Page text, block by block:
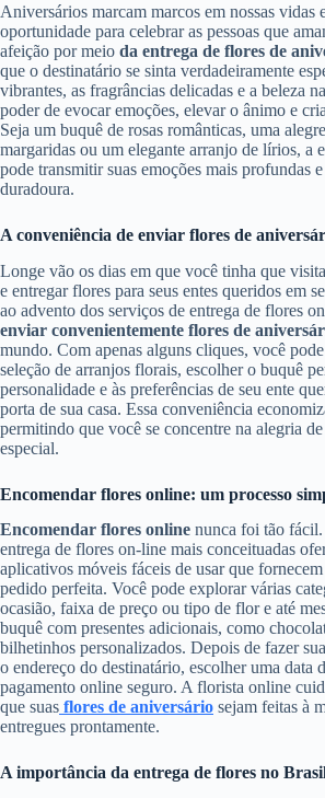
Aniversários marcam marcos em nossas vidas
oportunidade para celebrar as pessoas que
afeição por meio da entrega de flores de
que o destinatário se sinta verdadeiramente
vibrantes, as fragrâncias delicadas e a beleza
poder de evocar emoções, elevar o ânimo e
Seja um buquê de rosas românticas, uma
margaridas ou um elegante arranjo de lírios, a
pode transmitir suas emoções mais profundas
duradoura.
A conveniência de enviar flores de
Longe vão os dias em que você tinha que
e entregar flores para seus entes queridos em
ao advento dos serviços de entrega de flores
enviar convenientemente flores de
mundo. Com apenas alguns cliques, você
seleção de arranjos florais, escolher o buquê
personalidade e às preferências de seu ente
porta de sua casa. Essa conveniência
permitindo que você se concentre na alegria
especial.
Encomendar flores online: um processo
Encomendar flores online nunca foi tão
entrega de flores on-line mais conceituadas
aplicativos móveis fáceis de usar que
pedido perfeita. Você pode explorar várias
ocasião, faixa de preço ou tipo de flor e até
buquê com presentes adicionais, como
bilhetinhos personalizados. Depois de fazer
o endereço do destinatário, escolher uma data
pagamento online seguro. A florista online
que suas flores de aniversário sejam feitas à
entregues prontamente.
A importância da entrega de flores no